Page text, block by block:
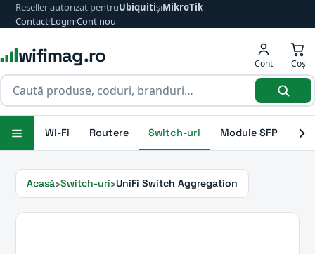
Reseller autorizat pentruUbiquitișiMikroTik
Contact·Login·Cont nou
wifimag.ro Cont Coș
Wi-Fi Routere Switch-uri Module SFP
Acasă Switch-uri UniFi Switch Aggregation